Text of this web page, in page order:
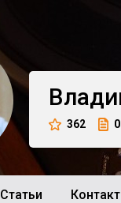
362 0
Cтатьи